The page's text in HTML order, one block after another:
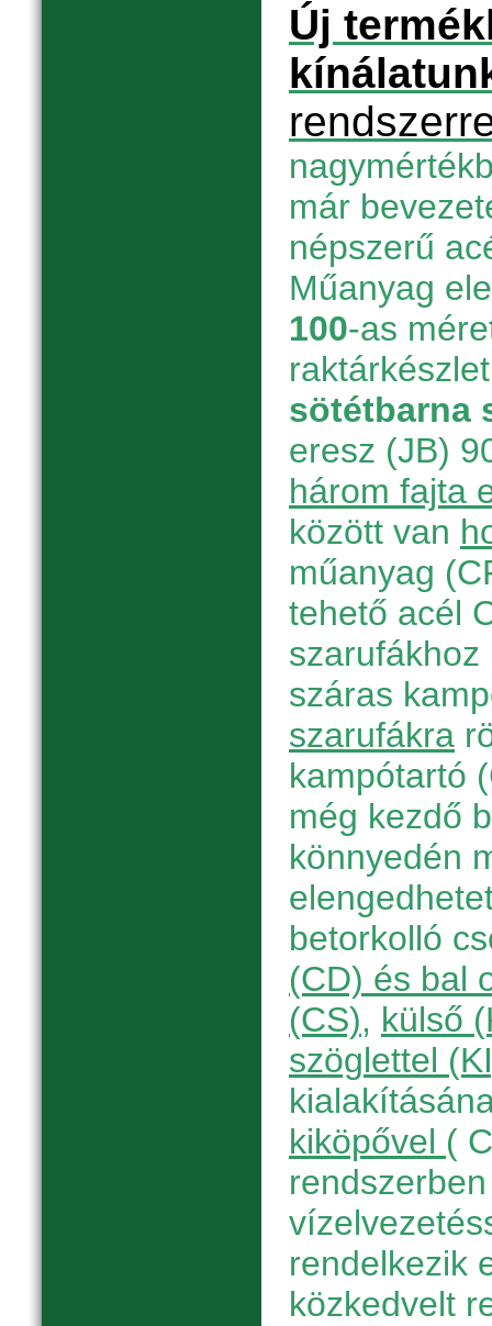
Új
kínálatun
már
népszerű
Műanyag
100-as
sötétbarna
eresz (JB)
három fajta
között van
műanyag
tehető acél
száras
szarufákra
kampótartó
még kezdő
könnyedén
betorkolló
(CD) és bal
(CS), külső
szöglettel
kiköpővel (
rendelkezik
közkedvelt